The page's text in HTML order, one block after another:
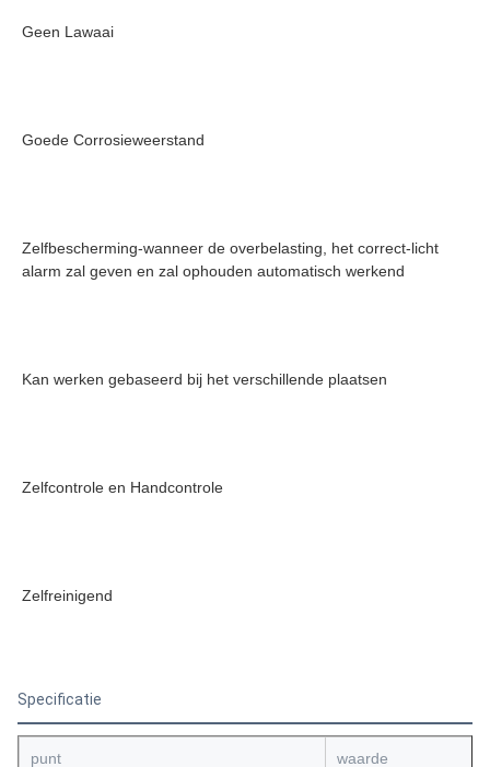
Geen Lawaai
Goede Corrosieweerstand
Zelfbescherming-wanneer de overbelasting, het correct-licht
alarm zal geven en zal ophouden automatisch werkend
Kan werken gebaseerd bij het verschillende plaatsen
Zelfcontrole en Handcontrole
Zelfreinigend
Specificatie
punt waarde